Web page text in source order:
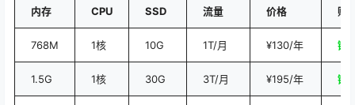
内存 CPU SSD 流量 价格 购
768M 1核 10G 1T/月 ¥130/年 链
1.5G 1核 30G 3T/月 ¥195/年 链